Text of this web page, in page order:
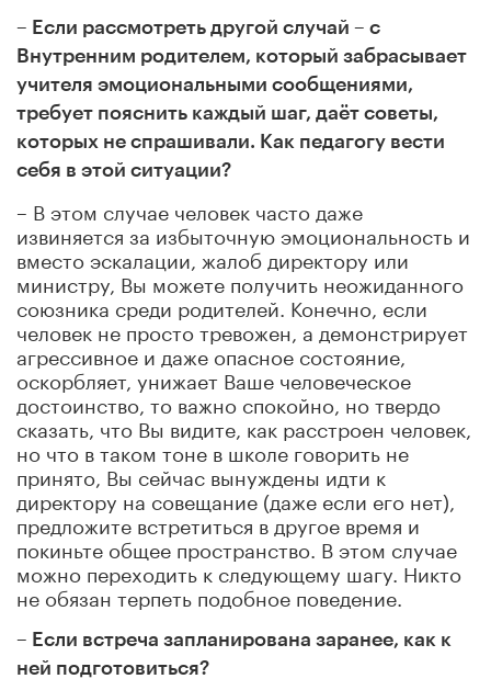
– Если рассмотреть другой случай – с
Внутренним родителем, который забрасывает
учителя эмоциональными сообщениями,
требует пояснить каждый шаг, даёт советы,
которых не спрашивали. Как педагогу вести
себя в этой ситуации?
– В этом случае человек часто даже
извиняется за избыточную эмоциональность и
вместо эскалации, жалоб директору или
министру, Вы можете получить неожиданного
союзника среди родителей. Конечно, если
человек не просто тревожен, а демонстрирует
агрессивное и даже опасное состояние,
оскорбляет, унижает Ваше человеческое
достоинство, то важно спокойно, но твердо
сказать, что Вы видите, как расстроен человек,
но что в таком тоне в школе говорить не
принято, Вы сейчас вынуждены идти к
директору на совещание (даже если его нет),
предложите встретиться в другое время и
покиньте общее пространство. В этом случае
можно переходить к следующему шагу. Никто
не обязан терпеть подобное поведение.
– Если встреча запланирована заранее, как к
ней подготовиться?